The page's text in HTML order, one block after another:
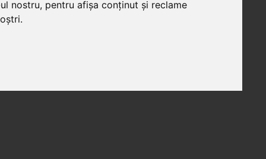
nostru, pentru afișa conținut și reclame